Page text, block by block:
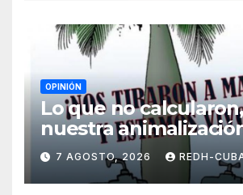
OPINIÓN
Lo que no calcularon,
nuestra
Laidi Fernández de
7 AGOSTO, 2026 REDH-